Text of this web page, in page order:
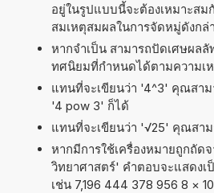
อยู่ในรูปแบบนี้จะต้องเหมาะสม
สมเหตุสมผลในการจัดหมู่ดังกล่
หากจำเป็น สามารถปัดเศษผล
ทศนิยมที่กำหนดได้ตามความเ
แทนที่จะเขียนว่า '4^3' คุณสาม
'4 pow 3' ก็ได้
แทนที่จะเขียนว่า '√25' คุณสา
หากมีการใช้เครื่องหมายถูกถั
วิทยาศาสตร์' คำตอบจะแสดงเ
เช่น 7,196 444 378 956 8 × 10